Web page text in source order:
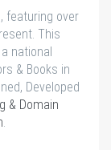
featuring over
This
national
& Books in
Developed
& Domain